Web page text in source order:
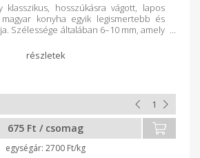
hosszúkásra vágott, lapos
konyha egyik legismertebb és
Szélessége általában 6–10 mm, amely
lapos, széles csíkokba vágott tészta
és telt, jól tartja a formáját Felhasználás:
Konyhai szerepe: egyszerre házias
jelenik meg hagyományos ebédek és
A széles metélt a magyar
alapköve: egyszerű, mégis rendkívül
:) 8-tojásos száraztészta,
675 Ft / csomag
2700 Ft/kg